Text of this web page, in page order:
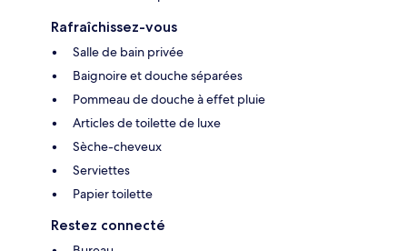
Rafraîchissez-vous
Salle de bain privée
Baignoire et douche séparées
Pommeau de douche à effet pluie
Articles de toilette de luxe
Sèche-cheveux
Serviettes
Papier toilette
Restez connecté